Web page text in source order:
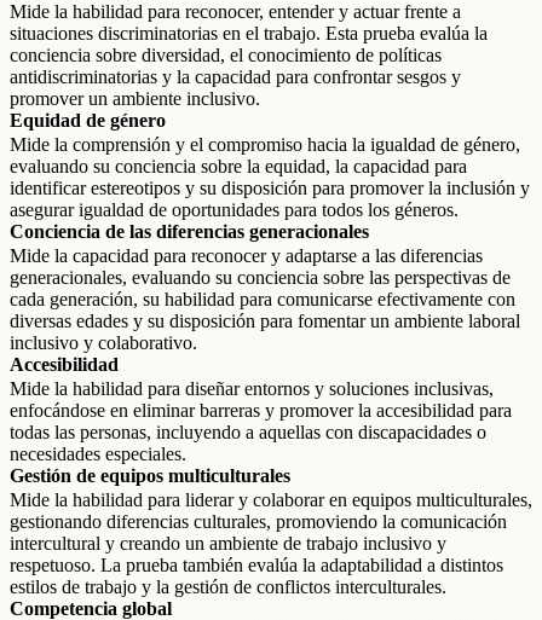
Mide la habilidad para reconocer, entender y actuar frente a
situaciones discriminatorias en el trabajo. Esta prueba evalúa la
conciencia sobre diversidad, el conocimiento de políticas
antidiscriminatorias y la capacidad para confrontar sesgos y
promover un ambiente inclusivo.
Equidad de género
Mide la comprensión y el compromiso hacia la igualdad de género,
evaluando su conciencia sobre la equidad, la capacidad para
identificar estereotipos y su disposición para promover la inclusión y
asegurar igualdad de oportunidades para todos los géneros.
Conciencia de las diferencias generacionales
Mide la capacidad para reconocer y adaptarse a las diferencias
generacionales, evaluando su conciencia sobre las perspectivas de
cada generación, su habilidad para comunicarse efectivamente con
diversas edades y su disposición para fomentar un ambiente laboral
inclusivo y colaborativo.
Accesibilidad
Mide la habilidad para diseñar entornos y soluciones inclusivas,
enfocándose en eliminar barreras y promover la accesibilidad para
todas las personas, incluyendo a aquellas con discapacidades o
necesidades especiales.
Gestión de equipos multiculturales
Mide la habilidad para liderar y colaborar en equipos multiculturales,
gestionando diferencias culturales, promoviendo la comunicación
intercultural y creando un ambiente de trabajo inclusivo y
respetuoso. La prueba también evalúa la adaptabilidad a distintos
estilos de trabajo y la gestión de conflictos interculturales.
Competencia global